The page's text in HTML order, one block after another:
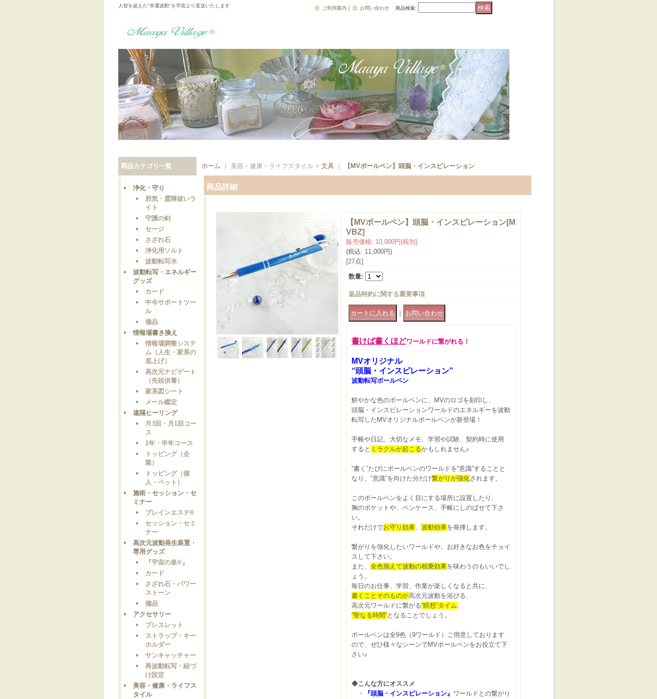
人智を超えた"幸運波動"を宇宙より直送いたします ご利用案内 ｜ お問い合わせ 商品検索:
商品カテゴリ一覧
浄化・守り
邪気・霊障祓いラ
イト
守護の剣
セージ
さざれ石
浄化用ソルト
波動転写水
波動転写・エネルギー
グッズ
カード
中今サポートツー
ル
備品
情報場書き換え
情報場調整システ
ム（人生・家系の
底上げ）
高次元ナビゲート
（先祖供養）
家系図シート
メール鑑定
遠隔ヒーリング
月3回・月1回コー
ス
1年・半年コース
トッピング（企
業）
トッピング（個
人・ペット）
施術・セッション・セ
ミナー
ブレインエステ®
セッション・セミ
ナー
高次元波動発生装置・
専用グッズ
『宇宙の泉®』
カード
さざれ石・パワー
ストーン
備品
アクセサリー
ブレスレット
ストラップ・キー
ホルダー
サンキャッチャー
再波動転写・紐づ
け設定
美容・健康・ライフス
タイル
ホーム ｜ 美容・健康・ライフスタイル > 文具 【MVボールペン】頭脳・インスピレーション
商品詳細
【MVボールペン】頭脳・インスピレーション[M
VBZ]
販売価格: 10,000円(税別)
(税込: 11,000円)
[27点]
数量:
返品特約に関する重要事項
｜
書けば書くほどワールドに繋がれる！
MVオリジナル
“頭脳・インスピレーション”
波動転写ボールペン
鮮やかな色のボールペンに、MVのロゴを刻印し、
頭脳・インスピレーションワールドのエネルギーを波動
転写したMVオリジナルボールペンが新登場！
手帳や日記、大切なメモ、学習や試験、契約時に使用
すると ミラクルが起こるかもしれません♪
“書く”たびにボールペンのワールドを“意識”することと
なり、“意識”を向けた分だけ繋がりが強化されます。
このボールペンをよく目にする場所に設置したり、
胸のポケットや、ペンケース、手帳にしのばせて下さ
い。
それだけでお守り効果、 波動効果を発揮します。
繋がりを強化したいワールドや、お好きなお色をチョイ
スして下さい。
また、 全色揃えて波動の相乗効果を味わうのもいいでし
ょう。
毎日のお仕事、学習、作業が楽しくなると共に、
書くことそのものが高次元波動を浴びる、
高次元ワールドに繋がる“瞑想”タイム、
“聖なる時間”となることでしょう。
ボールペンは全9色（9ワールド）ご用意しております
ので、ぜひ様々なシーンでMVボールペンをお役立て下
さい♪
◆こんな方にオススメ
・
『頭脳・インスピレーション』 ワールドとの繋がり